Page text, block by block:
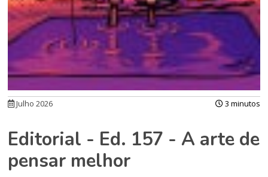
Julho 2026 3 minutos
Editorial - Ed. 157 - A arte de
pensar melhor